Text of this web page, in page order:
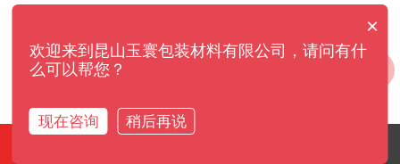
×
欢迎来到昆山玉寰包装材料有限公司，请问有什
么可以帮您？
现在咨询 稍后再说